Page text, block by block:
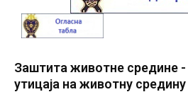
Заштита животне средине -
утицаја на животну средину